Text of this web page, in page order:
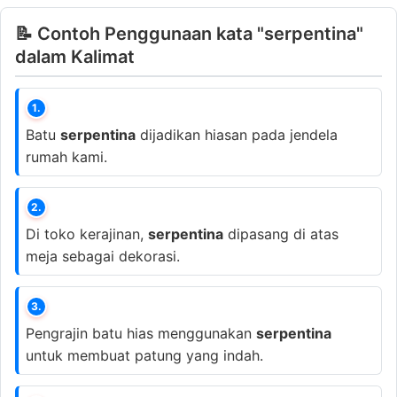
📝 Contoh Penggunaan kata "serpentina"
dalam Kalimat
1.
Batu serpentina dijadikan hiasan pada jendela
rumah kami.
2.
Di toko kerajinan, serpentina dipasang di atas
meja sebagai dekorasi.
3.
Pengrajin batu hias menggunakan serpentina
untuk membuat patung yang indah.